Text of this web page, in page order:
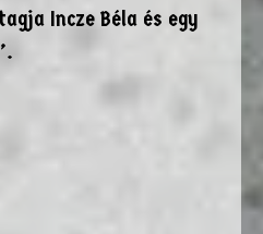
Incze Béla és egy